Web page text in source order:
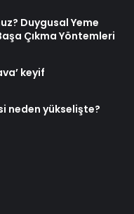
Duygusal Yeme
Çıkma Yöntemleri
keyif
neden yükselişte?